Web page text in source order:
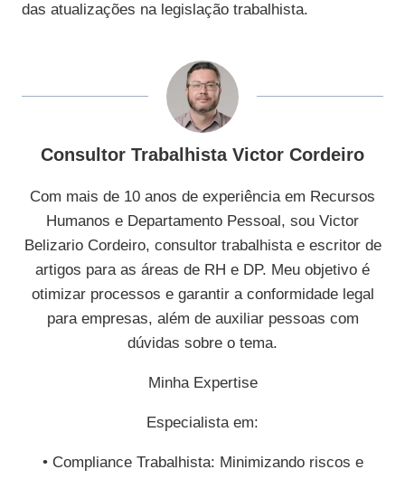
das atualizações na legislação trabalhista.
Consultor Trabalhista Victor Cordeiro
Com mais de 10 anos de experiência em Recursos
Humanos e Departamento Pessoal, sou Victor
Belizario Cordeiro, consultor trabalhista e escritor de
artigos para as áreas de RH e DP. Meu objetivo é
otimizar processos e garantir a conformidade legal
para empresas, além de auxiliar pessoas com
dúvidas sobre o tema.
Minha Expertise
Especialista em:
• Compliance Trabalhista: Minimizando riscos e